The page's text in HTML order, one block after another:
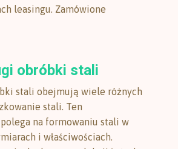
leasingu. Zamówione
obróbki stali
stali obejmują wiele różnych
stali. Ten
na formowaniu stali w
i właściwościach.